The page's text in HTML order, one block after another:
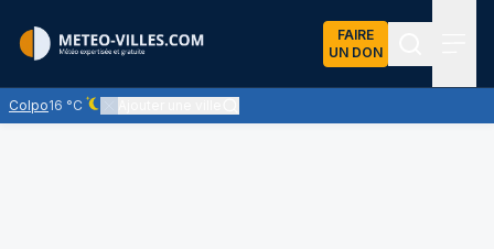
FAIRE
UN DON
Colpo16 °C
Ciel dégagé - quasiment pas de nuages